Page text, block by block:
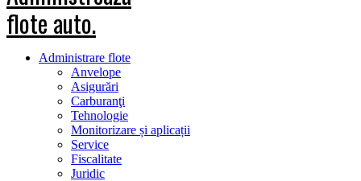
Administrare flote
Anvelope
Asigurări
Carburanţi
Tehnologie
Monitorizare și aplicații
Service
Fiscalitate
Juridic